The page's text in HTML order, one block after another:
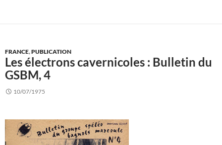
FRANCE,PUBLICATION
Les électrons cavernicoles : Bulletin du
GSBM, 4
10/07/1975